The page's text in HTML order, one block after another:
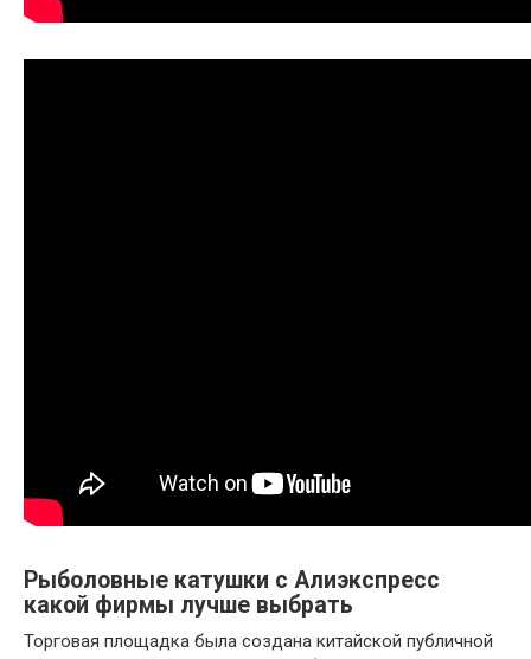
Рыболовные катушки с Алиэкспресс
какой фирмы лучше выбрать
Торговая площадка была создана китайской публичной